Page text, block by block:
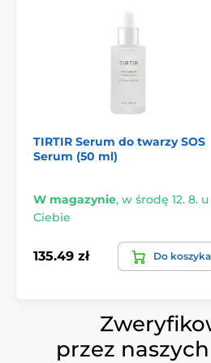
TIRTIR Serum do twarzy SOS
Serum (50 ml)
W magazynie, w środę 12. 8. u
Ciebie
135.49 zł Do koszyka
przez